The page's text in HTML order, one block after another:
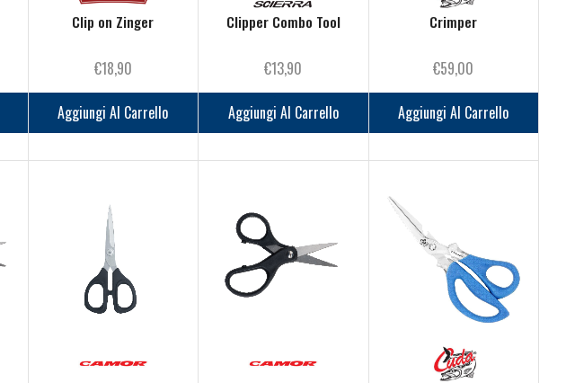
Questo
prodotto
ha
Clip on Zinger
€18,90
Aggiungi Al Carrello
Clipper Combo Tool
€13,90
Aggiungi Al Carrello
Crimper
€59,00
Aggiungi Al Carrello